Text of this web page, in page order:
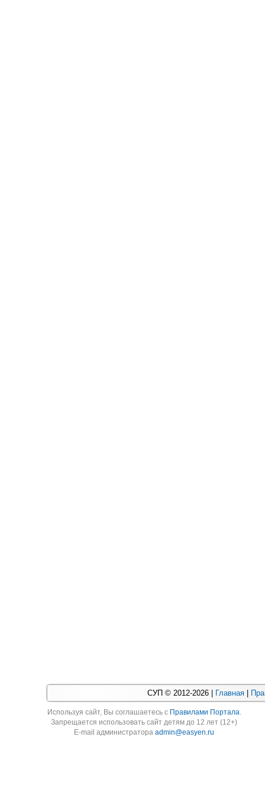
СУП © 2012-2026 | Главная
Используя cайт, Вы соглашаетесь с Правилами Портала.
Запрещается использовать сайт детям до 12 лет (12+)
E-mail администратораadmin@easyen.ru